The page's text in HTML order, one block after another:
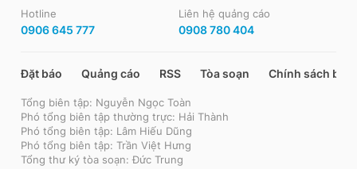
Hotline
0906 645 777
Liên hệ quảng cáo
0908 780 404
Đặt báo Quảng cáo RSS Tòa soạn Chính sách bảo
Tổng biên tập: Nguyễn Ngọc Toàn
Phó tổng biên tập thường trực: Hải Thành
Phó tổng biên tập: Lâm Hiếu Dũng
Phó tổng biên tập: Trần Việt Hưng
Tổng thư ký tòa soạn: Đức Trung